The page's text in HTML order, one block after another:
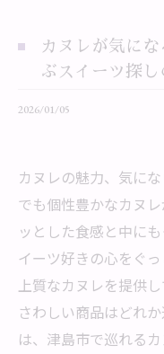
カヌレが気に
ぶスイーツ探し
2026/01/05
カヌレの魅力、気に
でも個性豊かなカヌ
ッとした食感と中に
イーツ好きの心をぐ
上質なカヌレを提供
さわしい商品はどれ
は、津島市で巡れる